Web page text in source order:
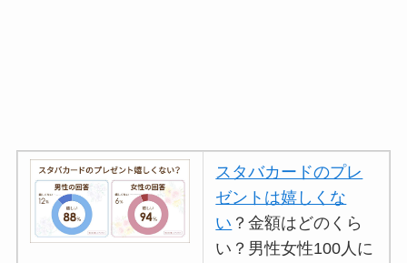
スタバカードのプレ
ゼントは嬉しくな
い ？金額はどのくら
い？男性女性100人に